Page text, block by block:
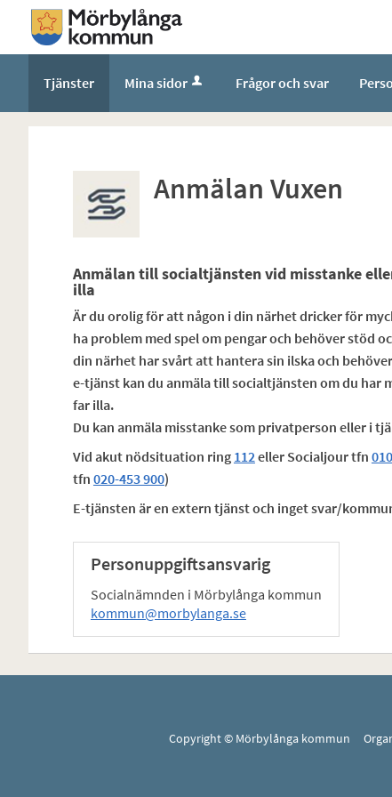
Tjänster Mina sidor Frågor och svar
Anmälan Vuxen
Anmälan till socialtjänsten vid misstanke
illa
Är du orolig för att någon i din närhet dricker för
ha problem med spel om pengar och behöver stöd
din närhet har svårt att hantera sin ilska och
e-tjänst kan du anmäla till socialtjänsten om du har
far illa.
Du kan anmäla misstanke som privatperson eller i
Vid akut nödsituation ring 112 eller Socialjour tfn
tfn 020-453 900)
E-tjänsten är en extern tjänst och inget svar/
Personuppgiftsansvarig
Socialnämnden i Mörbylånga kommun
kommun@morbylanga.se
Copyright © Mörbylånga kommun